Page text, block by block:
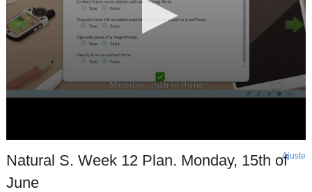
Natural S. Week 12 Plan. Monday, 15th of
June
Ajuste